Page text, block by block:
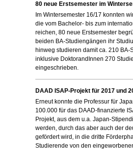
80 neue Erstsemester im
Im Wintersemester 16/17 konnten
die vom Bachelor- bis zum
reichen, 80 neue Erstsemester
beiden BA-Studiengängen ihr
hinweg studieren damit ca. 210
inklusive DoktorandInnen 270
eingeschrieben.
DAAD ISAP-Projekt für 2017 und
Erneut konnte die Professur für
100.000 für das DAAD-finanzierte
Projekt, aus dem u.a. Japan-
werden, durch das aber auch der
gefördert wird, in die dritte
Studierende von den